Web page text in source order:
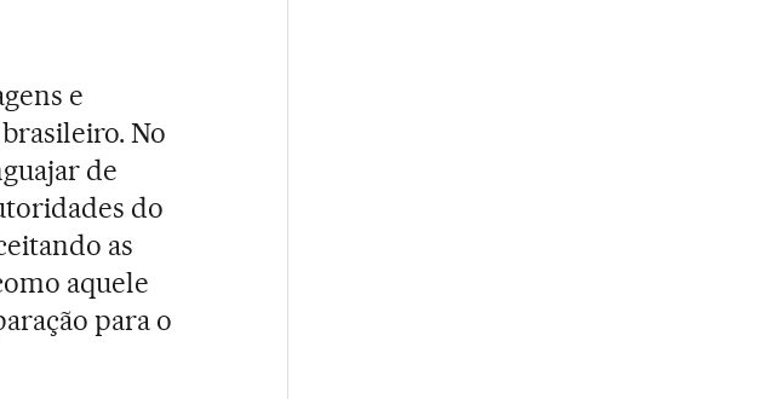
e
No
de
do
as
aquele
para o